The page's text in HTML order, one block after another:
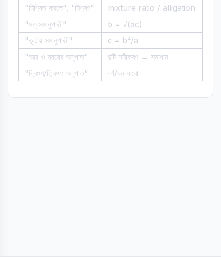
"মিশ্রিত করলে", "মিশ্রণ"
mixture ratio / alligation
"মধ্যসমানুপাতী"
b = √(ac)
"তৃতীয় সমানুপাতী"
c = b²/a
"আয় ও ব্যয়ের অনুপাত"
দুটি সমীকরণ → সমাধান
"দ্বিগুণ/ত্রিগুণ অনুপাত"
বর্গ/ঘন করো